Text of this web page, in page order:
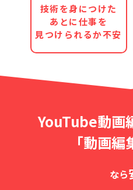
技術を身につけた
あとに仕事を
見つけられるか不安
YouTube動画
「動画編
なら